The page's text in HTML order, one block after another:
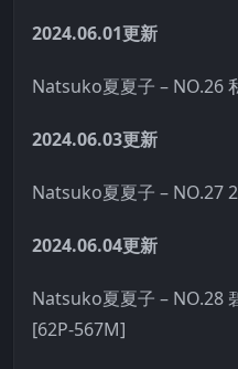
2024.06.01更新
Natsuko夏夏子 – NO.26
2024.06.03更新
Natsuko夏夏子 – NO.27
2024.06.04更新
Natsuko夏夏子 – NO.28
[62P-567M]